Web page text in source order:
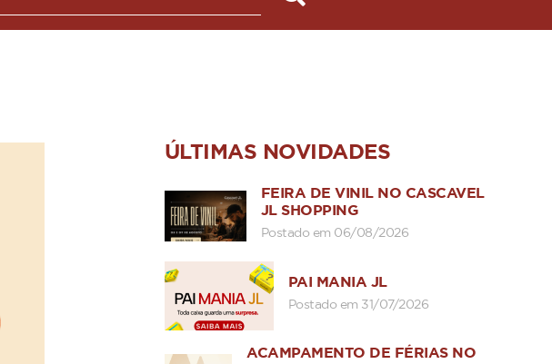
ÚLTIMAS NOVIDADES
FEIRA DE VINIL NO CASCAVEL
JL SHOPPING
Postado em 06/08/2026
PAI MANIA JL
Postado em 31/07/2026
ACAMPAMENTO DE FÉRIAS NO